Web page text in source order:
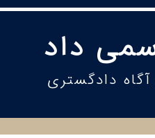
داد
دادگستری